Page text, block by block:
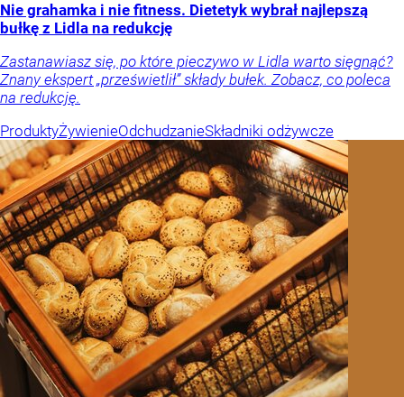
Nie grahamka i nie fitness. Dietetyk wybrał najlepszą
bułkę z Lidla na redukcję
Zastanawiasz się, po które pieczywo w Lidla warto sięgnąć?
Znany ekspert „prześwietlił” składy bułek. Zobacz, co poleca
na redukcję.
ProduktyŻywienieOdchudzanieSkładniki odżywcze